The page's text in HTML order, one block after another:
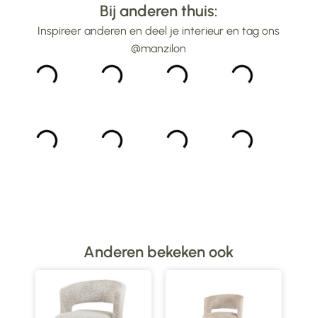
Bij anderen thuis:
Inspireer anderen en deel je interieur en tag ons
@manzilon
Anderen bekeken ook